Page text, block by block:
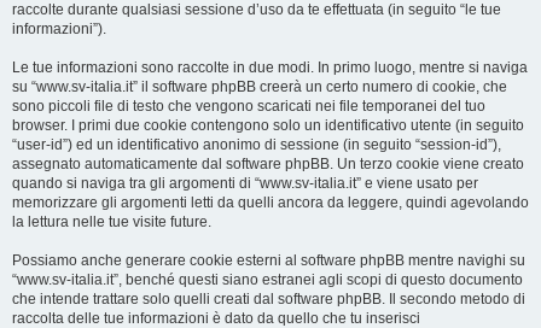
raccolte durante qualsiasi sessione d’uso da te effettuata (in seguito “le tue
informazioni”).
Le tue informazioni sono raccolte in due modi. In primo luogo, mentre si naviga
su “www.sv-italia.it” il software phpBB creerà un certo numero di cookie, che
sono piccoli file di testo che vengono scaricati nei file temporanei del tuo
browser. I primi due cookie contengono solo un identificativo utente (in seguito
“user-id”) ed un identificativo anonimo di sessione (in seguito “session-id”),
assegnato automaticamente dal software phpBB. Un terzo cookie viene creato
quando si naviga tra gli argomenti di “www.sv-italia.it” e viene usato per
memorizzare gli argomenti letti da quelli ancora da leggere, quindi agevolando
la lettura nelle tue visite future.
Possiamo anche generare cookie esterni al software phpBB mentre navighi su
“www.sv-italia.it”, benché questi siano estranei agli scopi di questo documento
che intende trattare solo quelli creati dal software phpBB. Il secondo metodo di
raccolta delle tue informazioni è dato da quello che tu inserisci